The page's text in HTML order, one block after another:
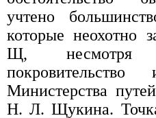
учтено
которые неохотно
Щ, несмотря
Министерства
Н. Л. Щукина.